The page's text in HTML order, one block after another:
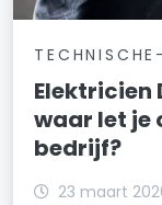
Elektricien
waar let je
bedrijf?
23 maart